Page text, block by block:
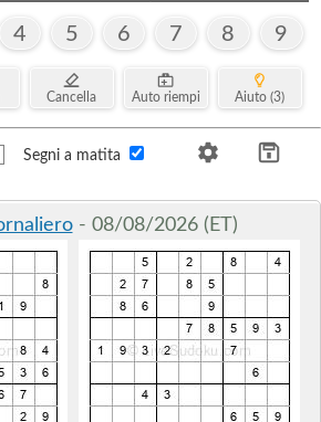
4 5 6 7 8 9
Cancella Auto riempi Aiuto (3)
Segni a matita
- 08/08/2026 (ET)